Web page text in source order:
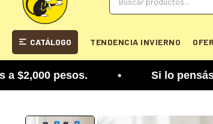
CATÁLOGO TENDENCIA INVIERNO
pesos. • Si lo pensás mejor,